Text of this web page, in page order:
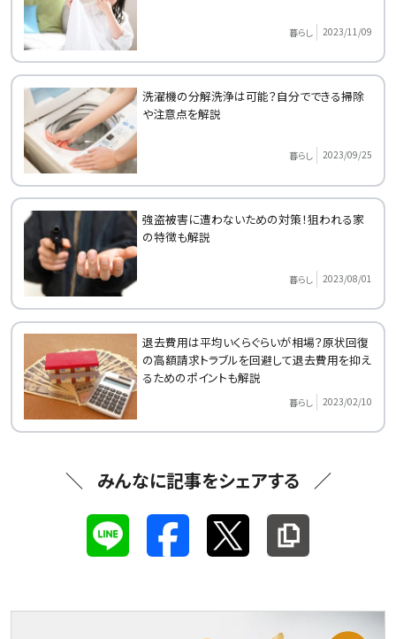
暮らし 2023/11/09
洗濯機の分解洗浄は可能？自分でできる掃除
や注意点を解説
暮らし 2023/09/25
強盗被害に遭わないための対策！狙われる家
の特徴も解説
暮らし 2023/08/01
退去費用は平均いくらぐらいが相場？原状回復
の高額請求トラブルを回避して退去費用を抑え
るためのポイントも解説
暮らし 2023/02/10
みんなに記事をシェアする